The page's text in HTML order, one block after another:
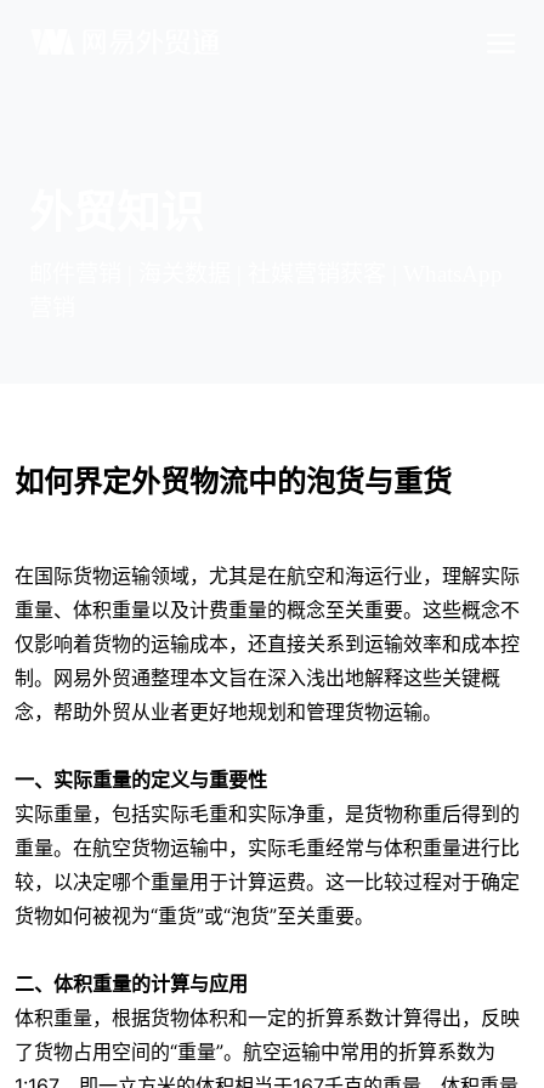
如何界定外贸物流中的泡货与重货
在国际货物运输领域，尤其是在航空和海运行业，理解实际
重量、体积重量以及计费重量的概念至关重要。这些概念不
仅影响着货物的运输成本，还直接关系到运输效率和成本控
制。网易外贸通整理本文旨在深入浅出地解释这些关键概
念，帮助外贸从业者更好地规划和管理货物运输。
一、实际重量的定义与重要性
实际重量，包括实际毛重和实际净重，是货物称重后得到的
重量。在航空货物运输中，实际毛重经常与体积重量进行比
较，以决定哪个重量用于计算运费。这一比较过程对于确定
货物如何被视为“重货”或“泡货”至关重要。
二、体积重量的计算与应用
体积重量，根据货物体积和一定的折算系数计算得出，反映
了货物占用空间的“重量”。航空运输中常用的折算系数为